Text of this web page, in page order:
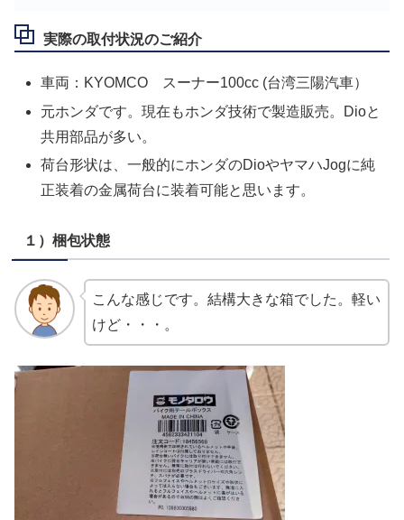
実際の取付状況のご紹介
車両：KYOMCO スーナー100cc (台湾三陽汽車）
元ホンダです。現在もホンダ技術で製造販売。Dioと
共用部品が多い。
荷台形状は、一般的にホンダのDioやヤマハJogに純
正装着の金属荷台に装着可能と思います。
１）梱包状態
こんな感じです。結構大きな箱でした。軽い
けど・・・。